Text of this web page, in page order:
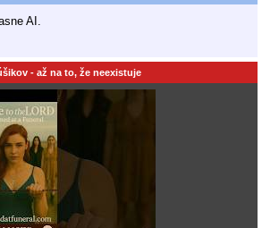
AI.
- až na to, že neexistuje